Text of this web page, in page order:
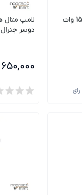
لامپ متال هالید 150 وات
رای
دوسر جنرال
650,000